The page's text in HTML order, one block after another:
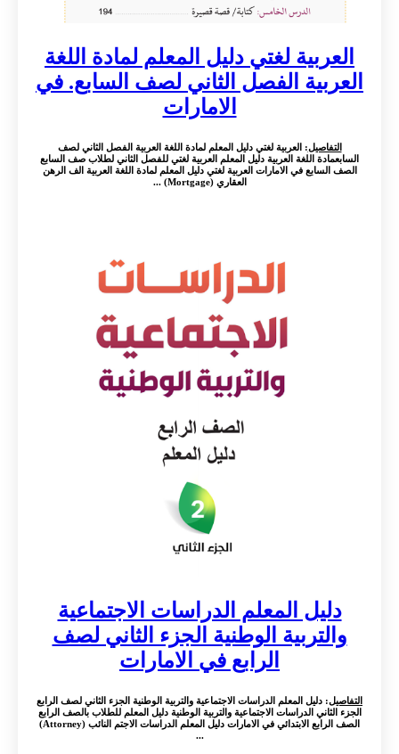
العربية لغتي دليل المعلم لمادة اللغة
العربية الفصل الثاني لصف السابع. في
الامارات
التفاصيل: العربية لغتي دليل المعلم لمادة اللغة العربية الفصل الثاني لصف
السابعمادة اللغة العربية دليل المعلم العربية لغتي للفصل الثاني لطلاب صف السابع
الصف السابع في الامارات العربية لغتي دليل المعلم لمادة اللغة العربية الف الرهن
العقاري (Mortgage) ...
دليل المعلم الدراسات الاجتماعية
والتربية الوطنية الجزء الثاني لصف
الرابع في الامارات
التفاصيل: دليل المعلم الدراسات الاجتماعية والتربية الوطنية الجزء الثاني لصف الرابع
الجزء الثاني الدراسات الاجتماعية والتربية الوطنية دليل المعلم للطلاب بالصف الرابع
الصف الرابع الابتدائي في الامارات دليل المعلم الدراسات الاجتم النائب (Attorney)
...